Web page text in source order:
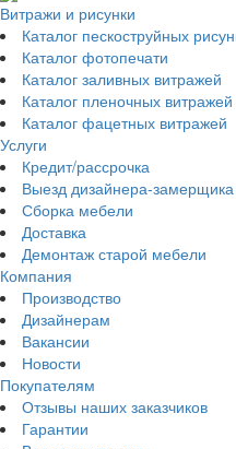
Витражи и рисунки
Каталог пескоструйных
Каталог фотопечати
Каталог заливных витражей
Каталог пленочных витражей
Каталог фацетных витражей
Услуги
Кредит/рассрочка
Выезд дизайнера-замерщика
Сборка мебели
Доставка
Демонтаж старой мебели
Компания
Производство
Дизайнерам
Вакансии
Новости
Покупателям
Отзывы наших заказчиков
Гарантии